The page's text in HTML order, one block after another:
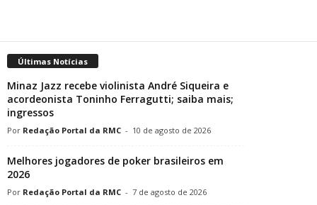
Últimas Notícias
Minaz Jazz recebe violinista André Siqueira e
acordeonista Toninho Ferragutti; saiba mais;
ingressos
Redação Portal da RMC - 10 de agosto de 2026
Melhores jogadores de poker brasileiros em
2026
Redação Portal da RMC - 7 de agosto de 2026